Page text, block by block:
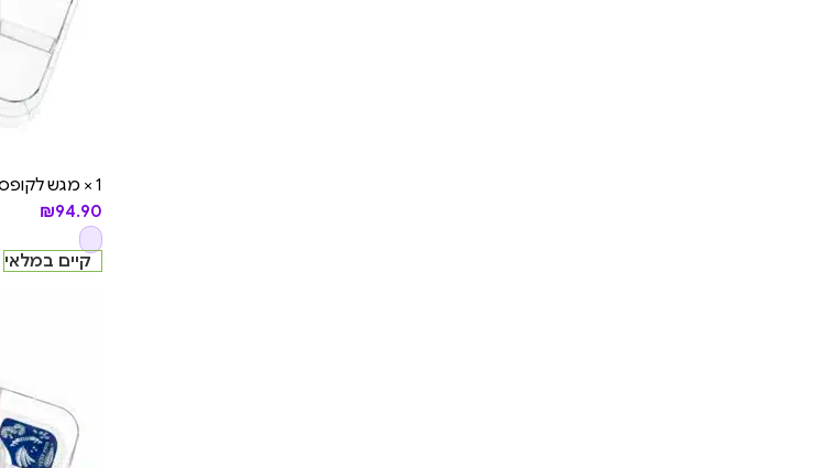
1 × מגש לקופסת אוכל יאמבוקס מחולקת טאפאס - 5 תאים, Clear
₪94.90
קיים במלאי